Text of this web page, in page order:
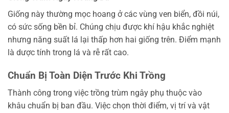
Giống này thường mọc hoang ở các vùng ven biển, đồi núi,
có sức sống bền bỉ. Chúng chịu được khí hậu khắc nghiệt
nhưng năng suất lá lại thấp hơn hai giống trên. Điểm mạnh
là dược tính trong lá và rễ rất cao.
Chuẩn Bị Toàn Diện Trước Khi Trồng
Thành công trong việc trồng trùm ngây phụ thuộc vào
khâu chuẩn bị ban đầu. Việc chọn thời điểm, vị trí và vật